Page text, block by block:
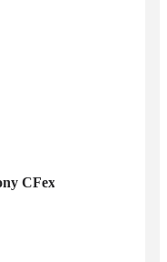
CFexpress Type A